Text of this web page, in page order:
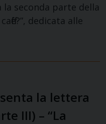
la seconda parte della
dedicata alle
la lettera
III) – “La